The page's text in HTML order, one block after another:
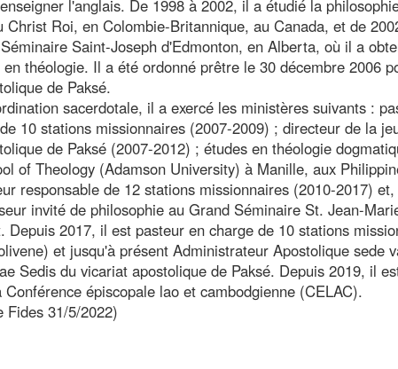
l'anglais. De 1998 à 2002, il a étudié la
Christ Roi, en Colombie-Britannique, au Canada, et de
Saint-Joseph d'Edmonton, en Alberta, où il a
en théologie. Il a été ordonné prêtre le 30 décembre 2006
de Paksé.
sacerdotale, il a exercé les ministères suivants :
10 stations missionnaires (2007-2009) ; directeur de la
de Paksé (2007-2012) ; études en théologie
of Theology (Adamson University) à Manille, aux
responsable de 12 stations missionnaires (2010-2017)
invité de philosophie au Grand Séminaire St. Jean-
Depuis 2017, il est pasteur en charge de 10 stations
et jusqu'à présent Administrateur Apostolique sede
Sedis du vicariat apostolique de Paksé. Depuis 2019, il
épiscopale lao et cambodgienne (CELAC).
Fides 31/5/2022)